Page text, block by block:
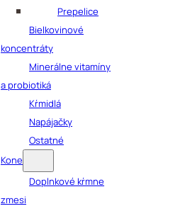
Prepelice
Bielkovinové
koncentráty
Minerálne vitamíny
a probiotiká
Kŕmidlá
Napájačky
Ostatné
Kone
Doplnkové kŕmne
zmesi